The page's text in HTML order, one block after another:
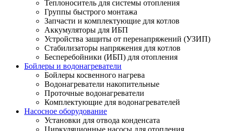
Теплоноситель для системы отопления
Группы быстрого монтажа
Запчасти и комплектующие для котлов
Аккумуляторы для ИБП
Устройства защиты от перенапряжений (УЗИП)
Стабилизаторы напряжения для котлов
Бесперебойники (ИБП) для отопления
Бойлеры и водонагреватели
Бойлеры косвенного нагрева
Водонагреватели накопительные
Проточные водонагреватели
Комплектующие для водонагревателей
Насосное оборудование
Установки для отвода конденсата
Циркуляционные насосы для отопления